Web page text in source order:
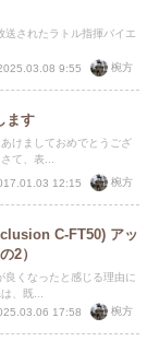
されたラトル指揮バイエ
9:55
椀方
ます
けましておめでとうござ
て、表...
12:15
椀方
C-FT50) アッ
2）
良くなったと感じる理由に
、既...
17:58
椀方